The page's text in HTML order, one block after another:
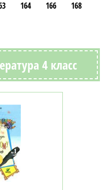
164 166
168
4 класс